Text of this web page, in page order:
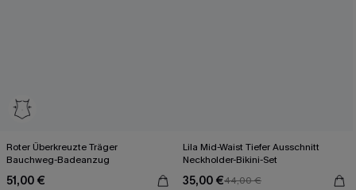
Roter Überkreuzte Träger
Bauchweg-Badeanzug
51,00 €
Lila Mid-Waist Tiefer Ausschnitt
Neckholder-Bikini-Set
35,00 €44,00 €